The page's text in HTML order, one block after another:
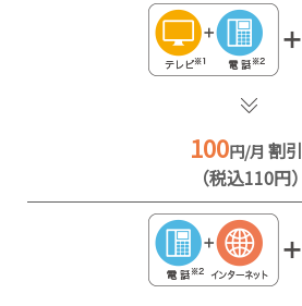
100円/月 割引
（税込110円）